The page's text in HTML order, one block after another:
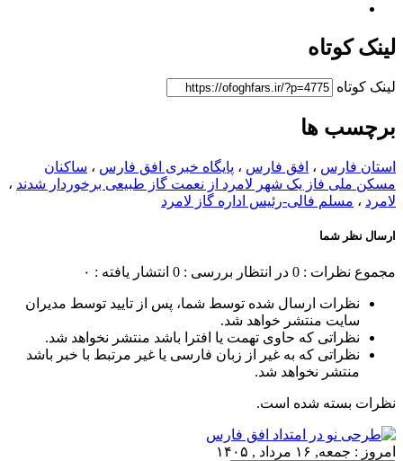
لینک کوتاه
لینک کوتاه
برچسب ها
استان فارس ، افق فارس ، پایگاه خبری افق فارس ، ساکنان
مسکن ملی فاز یک شهر لامرد از نعمت گاز طبیعی برخوردار شدند ،
لامرد ، مسلم فالی-رئیس اداره گاز لامرد
ارسال نظر شما
مجموع نظرات : 0 در انتظار بررسی : 0 انتشار یافته : ۰
نظرات ارسال شده توسط شما، پس از تایید توسط مدیران
سایت منتشر خواهد شد.
نظراتی که حاوی تهمت یا افترا باشد منتشر نخواهد شد.
نظراتی که به غیر از زبان فارسی یا غیر مرتبط با خبر باشد
منتشر نخواهد شد.
نظرات بسته شده است.
امروز : جمعه, ۱۶ مرداد , ۱۴۰۵